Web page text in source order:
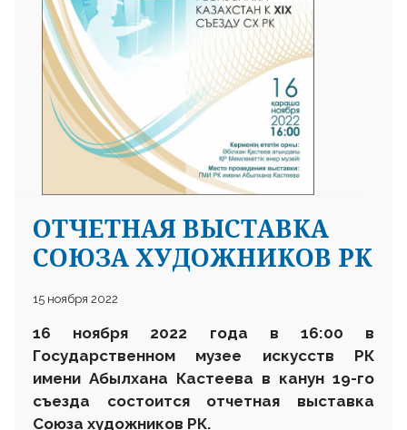
ОТЧЕТНАЯ ВЫСТАВКА
СОЮЗА ХУДОЖНИКОВ РК
15 ноября 2022
16 ноября 2022 года в 16:00 в
Государственном музее искусств РК
имени Абылхана Кастеева в канун 19-го
съезда состоится отчетная выставка
Союза художников РК.